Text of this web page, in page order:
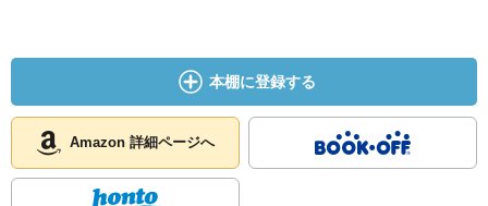
本棚に登録する
Amazon 詳細ページへ